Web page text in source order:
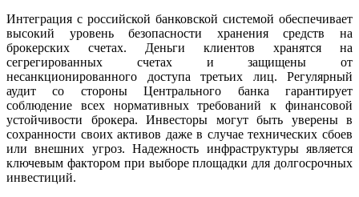
Интеграция с российской банковской системой обеспечивает
высокий уровень безопасности хранения средств на
брокерских счетах. Деньги клиентов хранятся на
сегрегированных счетах и защищены от
несанкционированного доступа третьих лиц. Регулярный
аудит со стороны Центрального банка гарантирует
соблюдение всех нормативных требований к финансовой
устойчивости брокера. Инвесторы могут быть уверены в
сохранности своих активов даже в случае технических сбоев
или внешних угроз. Надежность инфраструктуры является
ключевым фактором при выборе площадки для долгосрочных
инвестиций.